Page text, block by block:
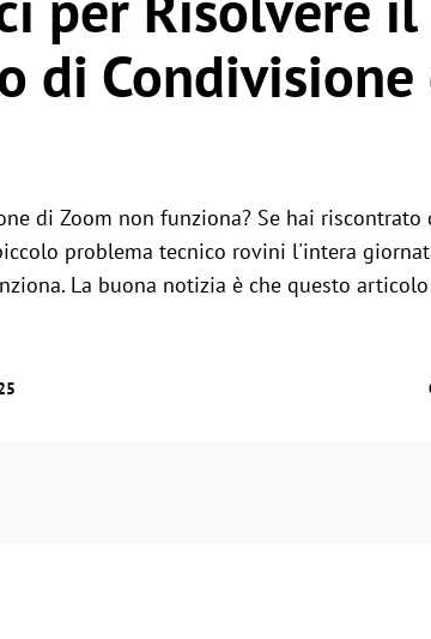
di
di Zoom non funziona? Se hai riscontrato
problema tecnico rovini l'intera
La buona notizia è che questo